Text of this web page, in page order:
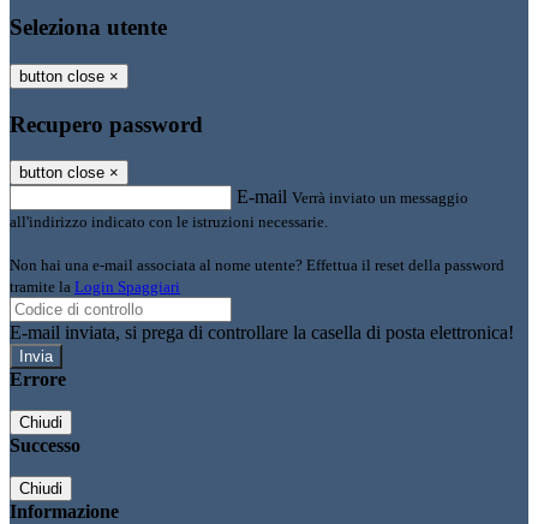
Seleziona utente
button close ×
Recupero password
button close ×
E-mail Verrà inviato un messaggio
all'indirizzo indicato con le istruzioni necessarie.
Non hai una e-mail associata al nome utente? Effettua il reset della password
tramite la Login Spaggiari
E-mail inviata, si prega di controllare la casella di posta elettronica!
Errore
Chiudi
Successo
Chiudi
Informazione